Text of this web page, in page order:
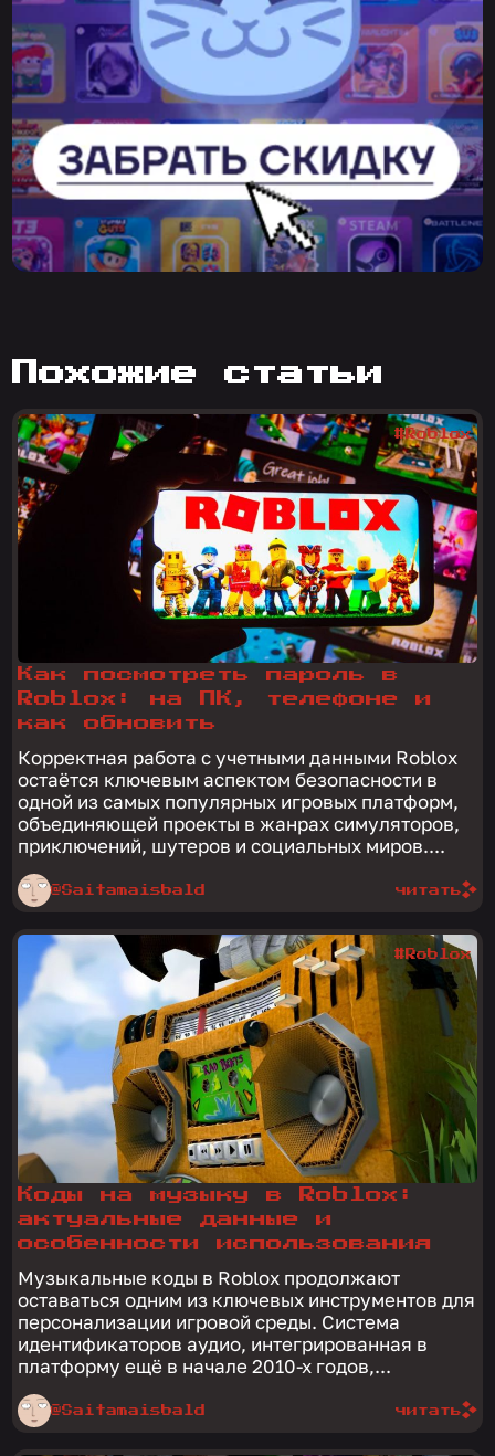
похожие статьи
Как посмотреть пароль в
Roblox: на ПК, телефоне и
как обновить
Корректная работа с учетными данными Roblox
остаётся ключевым аспектом безопасности в
одной из самых популярных игровых платформ,
объединяющей проекты в жанрах симуляторов,
приключений, шутеров и социальных миров....
@Saitamaisbald
#Roblox
читать
Коды на музыку в Roblox:
актуальные данные и
особенности использования
Музыкальные коды в Roblox продолжают
оставаться одним из ключевых инструментов для
персонализации игровой среды. Система
идентификаторов аудио, интегрированная в
платформу ещё в начале 2010-х годов,...
@Saitamaisbald
#Roblox
читать